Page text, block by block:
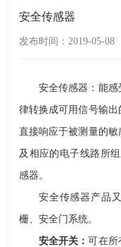
安全传感器
发布时间：2019-05-08
安全传感器：能
律转换成可用信号输
直接响应于被测量的
及相应的电子线路所
感器。
安全传感器产品
栅、安全门系统。
安全开关：可在所